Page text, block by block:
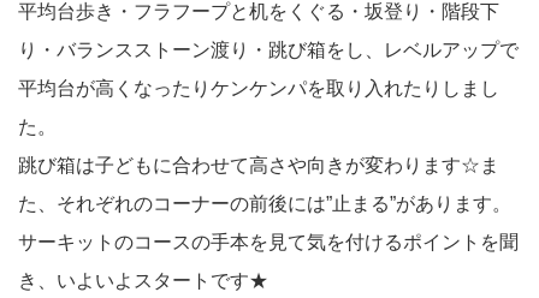
平均台歩き・フラフープと机をくぐる・坂登り・階段下
り・バランスストーン渡り・跳び箱をし、レベルアップで
平均台が高くなったりケンケンパを取り入れたりしまし
た。
跳び箱は子どもに合わせて高さや向きが変わります☆ま
た、それぞれのコーナーの前後には”止まる”があります。
サーキットのコースの手本を見て気を付けるポイントを聞
き、いよいよスタートです★